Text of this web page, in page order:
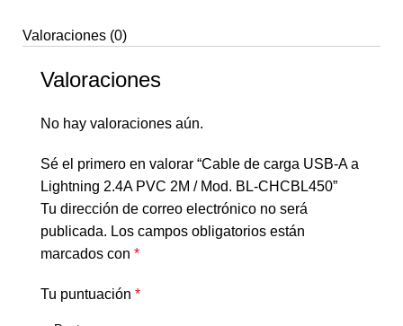
Valoraciones (0)
Valoraciones
No hay valoraciones aún.
Sé el primero en valorar “Cable de carga USB-A a
Lightning 2.4A PVC 2M / Mod. BL-CHCBL450”
Tu dirección de correo electrónico no será
publicada. Los campos obligatorios están
marcados con *
Tu puntuación *